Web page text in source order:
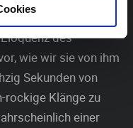
Parricelli, trägt er
des
wie wir sie von ihm
Sekunden von
rockige Klänge zu
einer